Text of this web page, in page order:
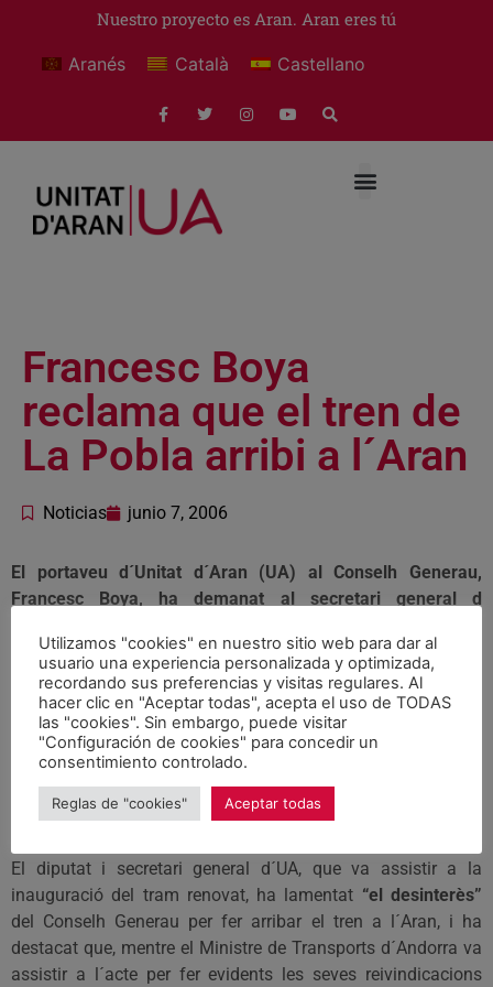
Nuestro proyecto es Aran. Aran eres tú
Aranés Català Castellano
Francesc Boya
reclama que el tren de
La Pobla arribi a l´Aran
Noticias junio 7, 2006
El portaveu d´Unitat d´Aran (UA) al Conselh Generau,
Francesc Boya, ha demanat al secretari general d
opció per al futur d´aquest tren”.
Francesc Boya ha afirmat que la possibilitat que el tren de
La Pobla connecti amb França“no ha de ser descartada”
que l´opció de la via francesa, molt propera a l´Aran,
“esdevindria una nova i important connexió ferroviària amb
Europa que podria suposar un revulsiu important per
aquesta infrastructura”.
El diputat i secretari general d´UA, que va assistir a la
inauguració del tram renovat, ha lamentat “el desinterès”
del Conselh Generau per fer arribar el tren a l´Aran, i ha
destacat que, mentre el Ministre de Transports d´Andorra va
assistir a l´acte per fer evidents les seves reivindicacions
Utilizamos "cookies" en nuestro sitio web para dar al
usuario una experiencia personalizada y optimizada,
recordando sus preferencias y visitas regulares. Al
hacer clic en "Aceptar todas", acepta el uso de TODAS
las "cookies". Sin embargo, puede visitar
"Configuración de cookies" para concedir un
consentimiento controlado.
Reglas de "cookies" Aceptar todas